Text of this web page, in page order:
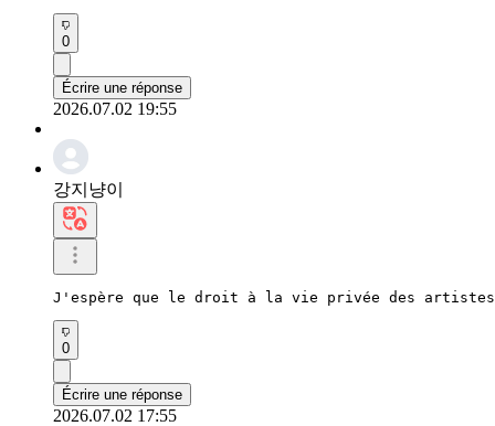
0
Écrire une réponse
2026.07.02 19:55
강지냥이
J'espère que le droit à la vie privée des
0
Écrire une réponse
2026.07.02 17:55